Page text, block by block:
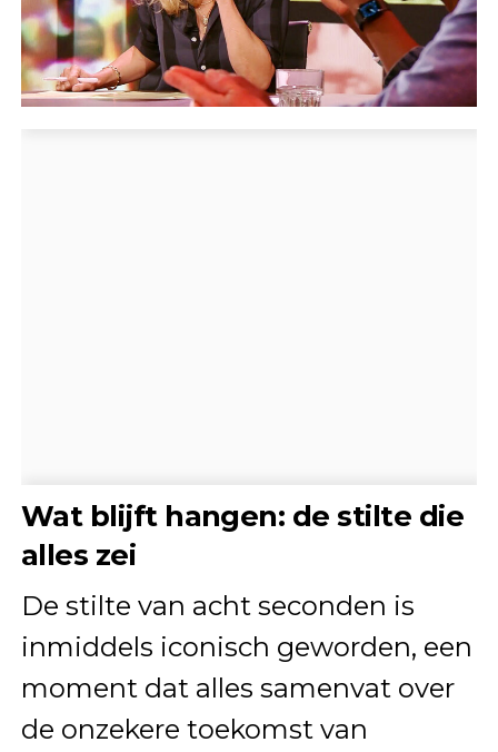
Wat blijft hangen: de stilte die
alles zei
De stilte van acht seconden is
inmiddels iconisch geworden, een
moment dat alles samenvat over
de onzekere toekomst van